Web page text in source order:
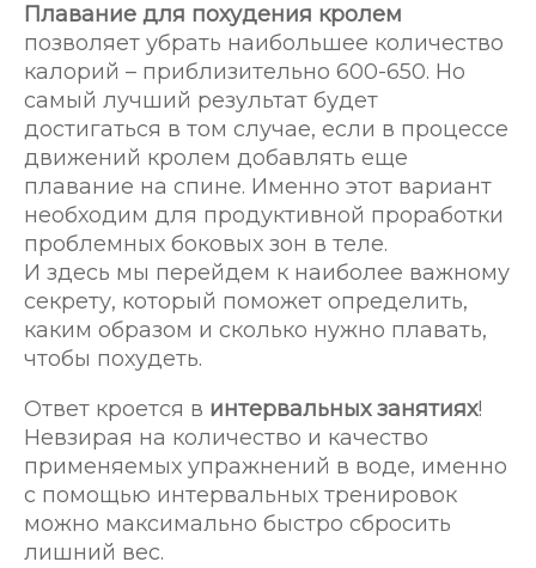
Плавание для похудения кролем
позволяет убрать наибольшее количество
калорий – приблизительно 600-650. Но
самый лучший результат будет
достигаться в том случае, если в процессе
движений кролем добавлять еще
плавание на спине. Именно этот вариант
необходим для продуктивной проработки
проблемных боковых зон в теле.
И здесь мы перейдем к наиболее важному
секрету, который поможет определить,
каким образом и сколько нужно плавать,
чтобы похудеть.
Ответ кроется в интервальных занятиях!
Невзирая на количество и качество
применяемых упражнений в воде, именно
с помощью интервальных тренировок
можно максимально быстро сбросить
лишний вес.